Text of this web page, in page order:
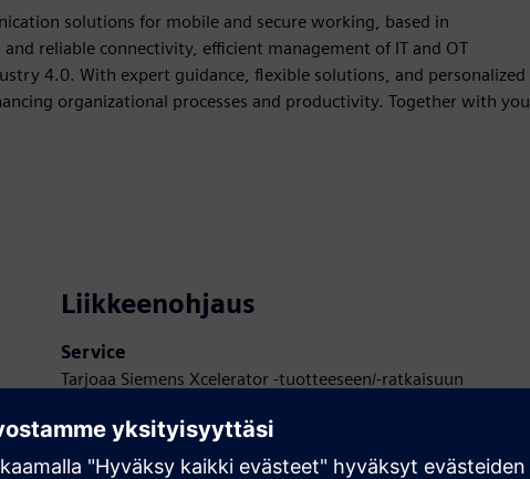
solutions for mobile and secure working, based in
reliable connectivity, efficient management of IT and OT
4.0. With expert guidance, flexible solutions, and personalized
organizational processes and productivity. Together with you
Liikkeenohjaus
Service
Tarjoaa Siemens Xcelerator -tuotteeseen/-ratkaisuun
integroimaan, käyttämään tai ylläpitämään sitä